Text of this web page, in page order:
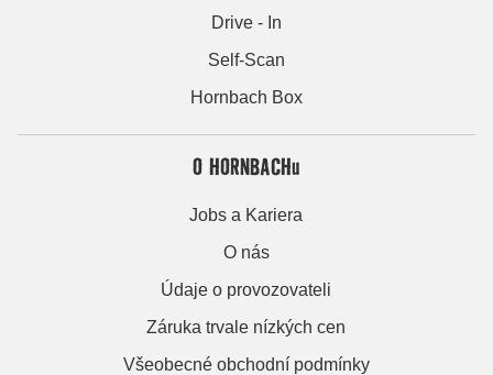
Drive - In
Self-Scan
Hornbach Box
O HORNBACHu
Jobs a Kariera
O nás
Údaje o provozovateli
Záruka trvale nízkých cen
Všeobecné obchodní podmínky